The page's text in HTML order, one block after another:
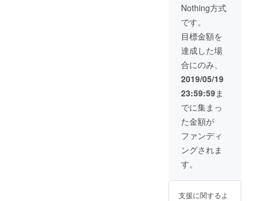
Nothing方式
です。
目標金額を
達成した場
合にのみ、
2019/05/19
23:59:59ま
でに集まっ
た金額が
ファンディ
ングされま
す。
支援に関するよ